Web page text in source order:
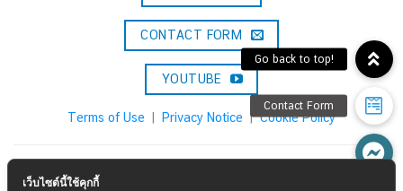
CONTACT FORM
YOUTUBE
Terms of Use Privacy Notice |Cookie Policy
เว็บไซต์นี้ใช้คุกกี้